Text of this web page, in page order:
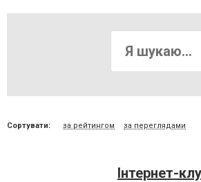
Сортувати: за рейтингом за переглядами
Інтернет-